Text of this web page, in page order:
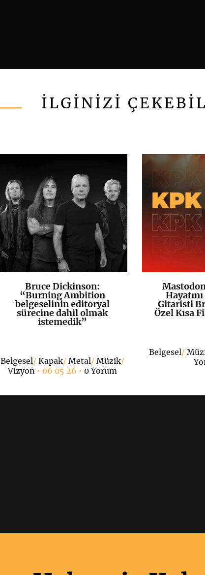
İLGİNİZİ
K+
Bruce Dickinson:
“Burning Ambition
belgeselinin editoryal
sürecine dahil olmak
istemedik”
Belgesel/ Kapak/ Metal/ Müzik/
Vizyon• 06 05 26 • 0 Yorum
Gitaristi
Özel Kısa
Belgesel/